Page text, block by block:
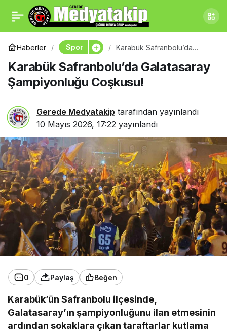
Haberler Spor
Karabük Safranbolu’da
Coşkusu!
Karabük Safranbolu’da Galatasaray
Şampiyonluğu Coşkusu!
Gerede Medyatakip tarafından yayınlandı
10 Mayıs 2026, 17:22 yayınlandı
0 Paylaş Beğen
Karabük’ün Safranbolu ilçesinde,
Galatasaray’ın şampiyonluğunu ilan etmesinin
ardından sokaklara çıkan taraftarlar kutlama
Galatasaray’ın 26.
Şampiyonluğu
Ankara’da Coşkuyla
Kutlandı
Paylaş